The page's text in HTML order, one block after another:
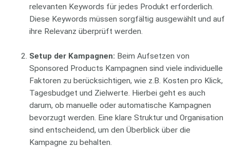
relevanten Keywords für jedes Produkt erforderlich.
Diese Keywords müssen sorgfältig ausgewählt und auf
ihre Relevanz überprüft werden.
Setup der Kampagnen: Beim Aufsetzen von
Sponsored Products Kampagnen sind viele individuelle
Faktoren zu berücksichtigen, wie z.B. Kosten pro Klick,
Tagesbudget und Zielwerte. Hierbei geht es auch
darum, ob manuelle oder automatische Kampagnen
bevorzugt werden. Eine klare Struktur und Organisation
sind entscheidend, um den Überblick über die
Kampagne zu behalten.